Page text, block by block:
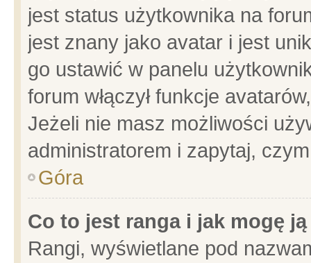
jest status użytkownika na
jest znany jako avatar i jest
go ustawić w panelu
forum włączył funkcje
Jeżeli nie masz możliwości
administratorem i zapytaj,
Góra
Co to jest ranga i jak mogę
Rangi, wyświetlane pod